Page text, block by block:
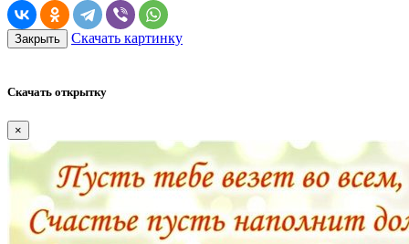
Закрыть Скачать картинку
Скачать открытку
×